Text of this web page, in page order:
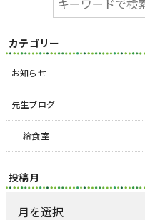
カテゴリー
お知らせ
先生ブログ
給食室
投稿月